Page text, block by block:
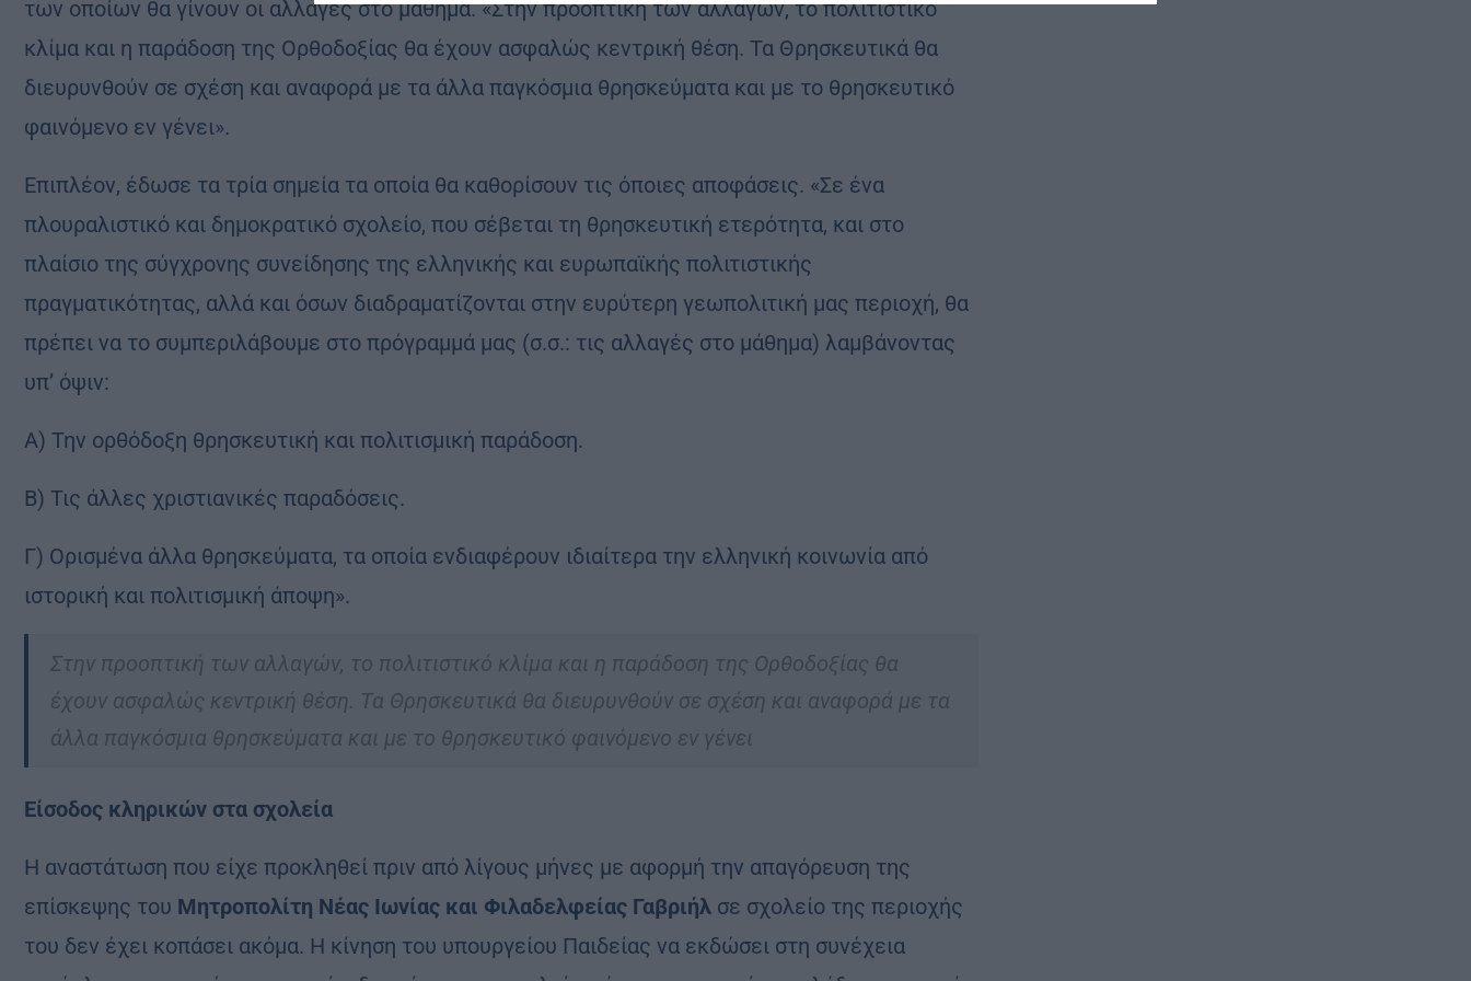
των οποίων θα γίνουν οι αλλαγές στο μάθημα. «Στην προοπτική των αλλαγών, το πολιτιστικό
κλίμα και η παράδοση της Ορθοδοξίας θα έχουν ασφαλώς κεντρική θέση. Τα Θρησκευτικά θα
διευρυνθούν σε σχέση και αναφορά με τα άλλα παγκόσμια θρησκεύματα και με το θρησκευτικό
φαινόμενο εν γένει».
Επιπλέον, έδωσε τα τρία σημεία τα οποία θα καθορίσουν τις όποιες αποφάσεις. «Σε ένα
πλουραλιστικό και δημοκρατικό σχολείο, που σέβεται τη θρησκευτική ετερότητα, και στο
πλαίσιο της σύγχρονης συνείδησης της ελληνικής και ευρωπαϊκής πολιτιστικής
πραγματικότητας, αλλά και όσων διαδραματίζονται στην ευρύτερη γεωπολιτική μας περιοχή, θα
πρέπει να το συμπεριλάβουμε στο πρόγραμμά μας (σ.σ.: τις αλλαγές στο μάθημα) λαμβάνοντας
υπ’ όψιν:
Α) Την ορθόδοξη θρησκευτική και πολιτισμική παράδοση.
Β) Τις άλλες χριστιανικές παραδόσεις.
Γ) Ορισμένα άλλα θρησκεύματα, τα οποία ενδιαφέρουν ιδιαίτερα την ελληνική κοινωνία από
ιστορική και πολιτισμική άποψη».
Στην προοπτική των αλλαγών, το πολιτιστικό κλίμα και η παράδοση της Ορθοδοξίας θα
έχουν ασφαλώς κεντρική θέση. Τα Θρησκευτικά θα διευρυνθούν σε σχέση και αναφορά με τα
άλλα παγκόσμια θρησκεύματα και με το θρησκευτικό φαινόμενο εν γένει
Είσοδος κληρικών στα σχολεία
Η αναστάτωση που είχε προκληθεί πριν από λίγους μήνες με αφορμή την απαγόρευση της
επίσκεψης του Μητροπολίτη Νέας Ιωνίας και Φιλαδελφείας Γαβριήλ σε σχολείο της περιοχής
του δεν έχει κοπάσει ακόμα. Η κίνηση του υπουργείου Παιδείας να εκδώσει στη συνέχεια